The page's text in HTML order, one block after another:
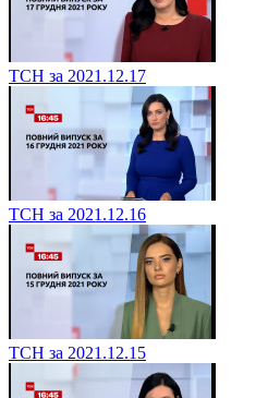
ТСН за 2021.12.17
ТСН за 2021.12.16
ТСН за 2021.12.15